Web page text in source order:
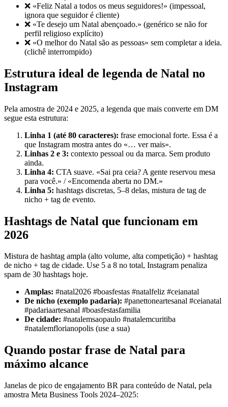
❌ «Feliz Natal a todos os meus seguidores!» (impessoal,
ignora que seguidor é cliente)
❌ «Te desejo um Natal abençoado.» (genérico se não for
perfil religioso explícito)
❌ «O melhor do Natal são as pessoas» sem completar a ideia.
(clichê interrompido)
Estrutura ideal de legenda de Natal no
Instagram
Pela amostra de 2024 e 2025, a legenda que mais converte em DM
segue esta estrutura:
Linha 1 (até 80 caracteres): frase emocional forte. Essa é a
que Instagram mostra antes do «… ver mais».
Linhas 2 e 3: contexto pessoal ou da marca. Sem produto
ainda.
Linha 4: CTA suave. «Sai pra ceia? A gente reservou mesa
para você.» / «Encomenda aberta no DM.»
Linha 5: hashtags discretas, 5–8 delas, mistura de tag de
nicho + tag de evento.
Hashtags de Natal que funcionam em
2026
Mistura de hashtag ampla (alto volume, alta competição) + hashtag
de nicho + tag de cidade. Use 5 a 8 no total, Instagram penaliza
spam de 30 hashtags hoje.
Amplas: #natal2026 #boasfestas #natalfeliz #ceianatal
De nicho (exemplo padaria): #panettoneartesanal #ceianatal
#padariaartesanal #boasfestasfamilia
De cidade: #natalemsaopaulo #natalemcuritiba
#natalemflorianopolis (use a sua)
Quando postar frase de Natal para
máximo alcance
Janelas de pico de engajamento BR para conteúdo de Natal, pela
amostra Meta Business Tools 2024–2025: